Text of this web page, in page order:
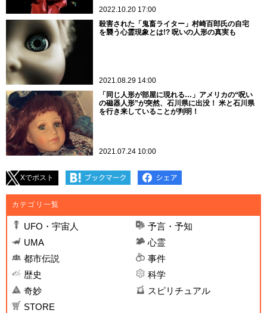
2022.10.20 17:00
殺害された「鬼畜ライター」村崎百郎氏の自宅
を襲う心霊現象とは!? 呪いの人形の真実も
2021.08.29 14:00
「同じ人形が部屋に現れる…」アメリカの“呪い
の磁器人形”が突然、石川県に出没！ 米と石川県
を行き来していることが判明！
2021.07.24 10:00
Xでポスト
カテゴリ一覧
UFO・宇宙人
予言・予知
UMA
心霊
都市伝説
事件
歴史
科学
奇妙
スピリチュアル
STORE